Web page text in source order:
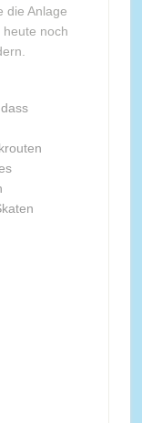
die Anlage
noch